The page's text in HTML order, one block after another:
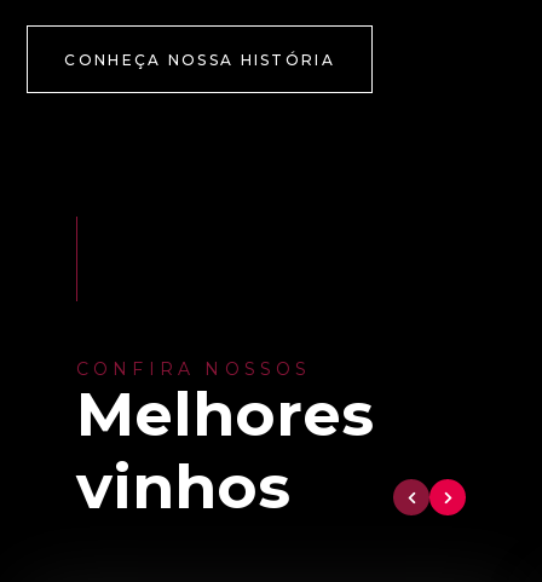
CONHEÇA NOSSA HISTÓRIA
CONFIRA NOSSOS
Melhores
vinhos